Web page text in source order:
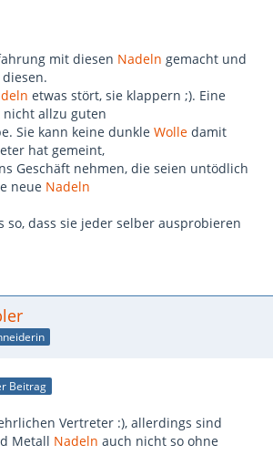
mit diesen Nadeln gemacht und
etwas stört, sie klappern ;). Eine
allzu guten
Sie kann keine dunkle Wolle damit
hat gemeint,
Geschäft nehmen, die seien untödlich
neue Nadeln
so, dass sie jeder selber ausprobieren
Beitrag
Vertreter :), allerdings sind
Metall Nadeln auch nicht so ohne